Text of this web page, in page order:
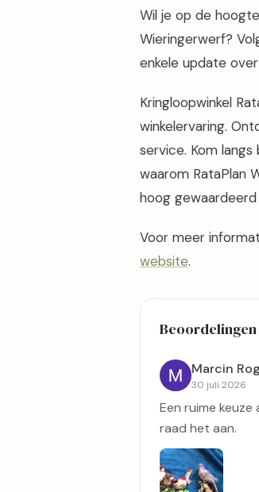
Wil je op de
Wieringerwerf?
enkele update
Kringloopwinkel
winkelervaring.
service. Kom langs
waarom RataPlan
hoog
Voor meer
website.
Beoordelingen
Marcin
30 juli 2026
Een ruime keuze
raad het aan.